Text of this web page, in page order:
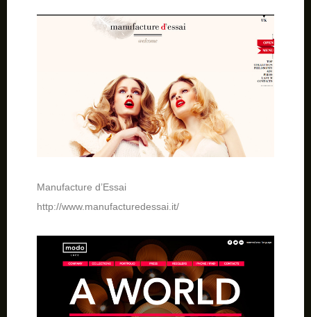
Manufacture d’Essai
http://www.manufacturedessai.it/